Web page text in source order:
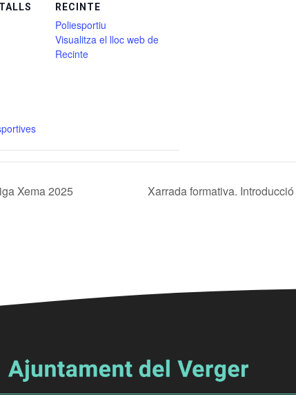
RECINTE
Poliesportiu
Visualitza el lloc web de
Recinte
Xema 2025 Xarrada formativa.